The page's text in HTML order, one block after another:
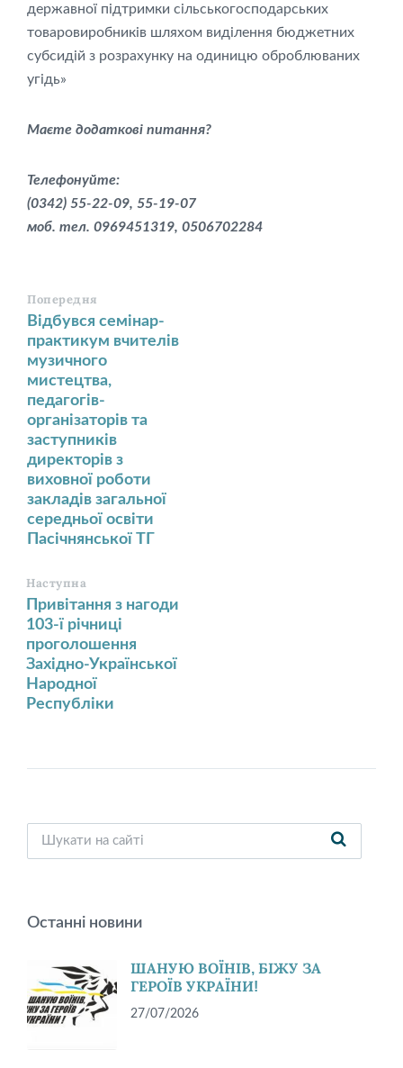
державної підтримки сільськогосподарських
товаровиробників шляхом виділення бюджетних
субсидій з розрахунку на одиницю оброблюваних
угідь»
Маєте додаткові питання?
Телефонуйте:
(0342) 55-22-09, 55-19-07
моб. тел. 0969451319, 0506702284
Попередня
Відбувся семінар-
практикум вчителів
музичного
мистецтва,
педагогів-
організаторів та
заступників
директорів з
виховної роботи
закладів загальної
середньої освіти
Пасічнянської ТГ
Наступна
Привітання з нагоди
103-ї річниці
проголошення
Західно-Української
Народної
Республіки
Останні новини
ШАНУЮ ВОЇНІВ, БІЖУ ЗА
ГЕРОЇВ УКРАЇНИ!
27/07/2026